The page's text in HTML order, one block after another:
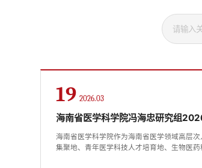
19 2026.03
海南省医学科学院冯海忠研究组
海南省医学科学院作为海南省医学领域高层
集聚地、青年医学科技人才培育地、生物医